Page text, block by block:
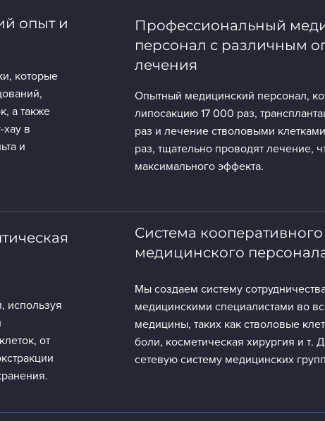
используя
от
Система
медицинского
Мы создаем систему
медицинскими специалистами во
медицины, таких как стволовые
боли, косметическая хирургия и т.
сетевую систему медицинских
опыт и
которые
а также
хау в
и
Профессиональный
персонал с различным
лечения
Опытный медицинский персонал,
липосакцию 17 000 раз,
раз и лечение стволовыми
раз, тщательно проводят лечение,
максимального эффекта.